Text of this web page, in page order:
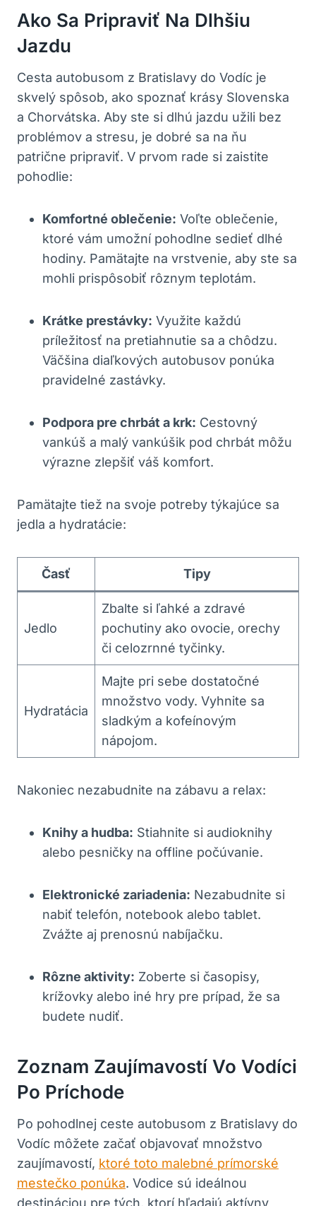
Ako Sa Pripraviť Na Dlhšiu
Jazdu
Cesta autobusom z Bratislavy do Vodíc je
skvelý spôsob, ako spoznať krásy Slovenska
a Chorvátska. Aby ste si dlhú jazdu užili bez
problémov a stresu, je dobré sa na ňu
patrične pripraviť. V prvom rade si zaistite
pohodlie:
Komfortné oblečenie: Voľte oblečenie,
ktoré vám umožní pohodlne sedieť dlhé
hodiny. Pamätajte na vrstvenie, aby ste sa
mohli prispôsobiť rôznym teplotám.
Krátke prestávky: Využite každú
príležitosť na pretiahnutie sa a chôdzu.
Väčšina diaľkových autobusov ponúka
pravidelné zastávky.
Podpora pre chrbát a krk: Cestovný
vankúš a malý vankúšik pod chrbát môžu
výrazne zlepšiť váš komfort.
Pamätajte tiež na svoje potreby týkajúce sa
jedla a hydratácie:
Časť Tipy
Jedlo
Zbalte si ľahké a zdravé
pochutiny ako ovocie, orechy
či celozrnné tyčinky.
Hydratácia
Majte pri sebe dostatočné
množstvo vody. Vyhnite sa
sladkým a kofeínovým
nápojom.
Nakoniec nezabudnite na zábavu a relax:
Knihy a hudba: Stiahnite si audioknihy
alebo pesničky na offline počúvanie.
Elektronické zariadenia: Nezabudnite si
nabiť telefón, notebook alebo tablet.
Zvážte aj prenosnú nabíjačku.
Rôzne aktivity: Zoberte si časopisy,
krížovky alebo iné hry pre prípad, že sa
budete nudiť.
Zoznam Zaujímavostí Vo Vodíci
Po Príchode
Po pohodlnej ceste autobusom z Bratislavy do
Vodíc môžete začať objavovať množstvo
zaujímavostí, ktoré toto malebné prímorské
mestečko ponúka. Vodice sú ideálnou
destináciou pre tých, ktorí hľadajú aktívny